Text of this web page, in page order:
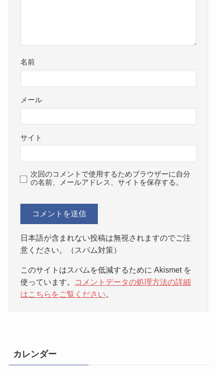
名前
メール
サイト
次回のコメントで使用するためブラウザーに自分
の名前、メールアドレス、サイトを保存する。
日本語が含まれない投稿は無視されますのでご注
意ください。（スパム対策）
このサイトはスパムを低減するために Akismet を
使っています。
コメントデータの処理方法の詳細
はこちらをご覧ください。
カレンダー